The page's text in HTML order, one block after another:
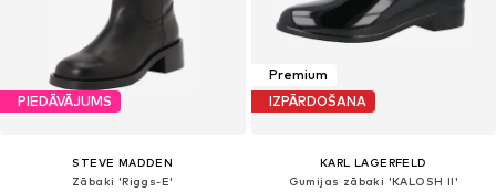
PIEDĀVĀJUMS
STEVE MADDEN
Zābaki 'Riggs-E'
Premium
IZPĀRDOŠANA
KARL LAGERFELD
Gumijas zābaki 'KALOSH II'